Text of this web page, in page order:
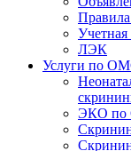
Правила
Учетная
ЛЭК
Услуги по
ЭКО